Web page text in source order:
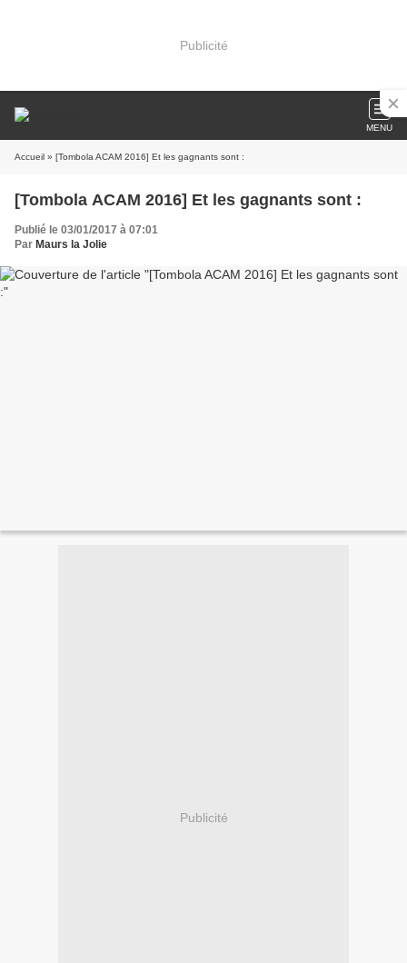
Publicité
MENU
Accueil » [Tombola ACAM 2016] Et les gagnants sont :
[Tombola ACAM 2016] Et les gagnants sont :
Publié le 03/01/2017 à 07:01
Par Maurs la Jolie
Publicité